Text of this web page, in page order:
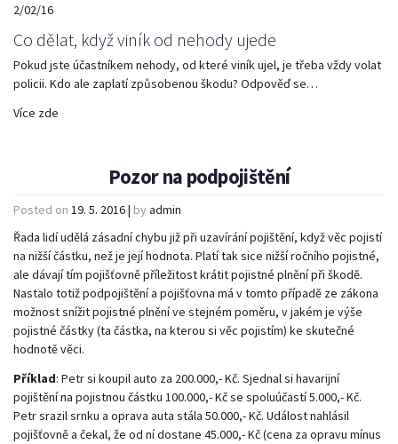
2/02/16
Co dělat, když viník od nehody ujede
Pokud jste účastníkem nehody, od které viník ujel, je třeba vždy volat
policii. Kdo ale zaplatí způsobenou škodu? Odpověď se…
Více zde
Pozor na podpojištění
Posted on 19. 5. 2016| by admin
Řada lidí udělá zásadní chybu již při uzavírání pojištění, když věc pojistí
na nižší částku, než je její hodnota. Platí tak sice nižší ročního pojistné,
ale dávají tím pojišťovně příležitost krátit pojistné plnění při škodě.
Nastalo totiž podpojištění a pojišťovna má v tomto případě ze zákona
možnost snížit pojistné plnění ve stejném poměru, v jakém je výše
pojistné částky (ta částka, na kterou si věc pojistím) ke skutečné
hodnotě věci.
Příklad: Petr si koupil auto za 200.000,- Kč. Sjednal si havarijní
pojištění na pojistnou částku 100.000,- Kč se spoluúčastí 5.000,- Kč.
Petr srazil srnku a oprava auta stála 50.000,- Kč. Událost nahlásil
pojišťovně a čekal, že od ní dostane 45.000,- Kč (cena za opravu mínus